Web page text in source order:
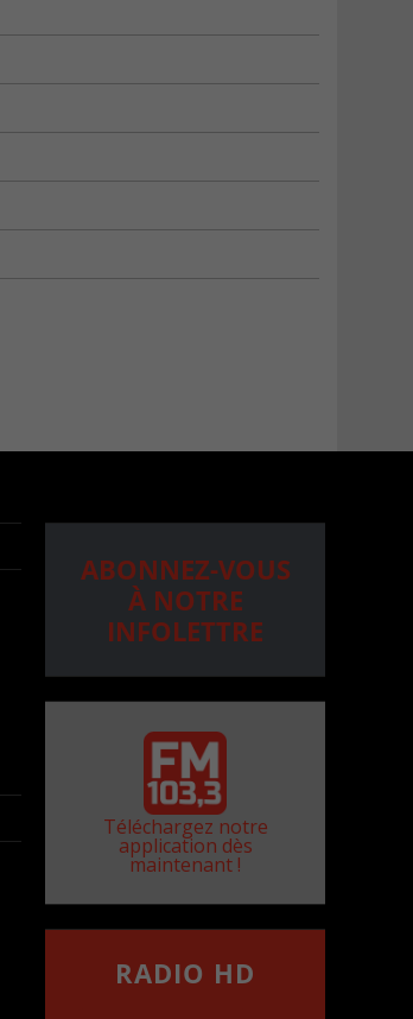
ABONNEZ-VOUS
À NOTRE
INFOLETTRE
Téléchargez notre
application dès
maintenant !
RADIO HD